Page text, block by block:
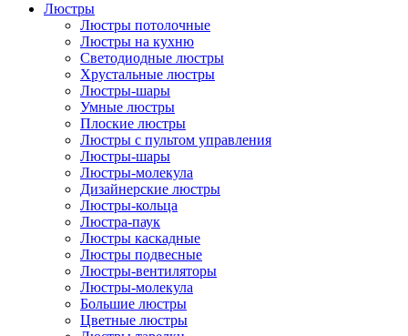
Люстры
Люстры потолочные
Люстры на кухню
Светодиодные люстры
Хрустальные люстры
Люстры-шары
Умные люстры
Плоские люстры
Люстры с пультом управления
Люстры-шары
Люстры-молекула
Дизайнерские люстры
Люстры-кольца
Люстра-паук
Люстры каскадные
Люстры подвесные
Люстры-вентиляторы
Люстры-молекула
Большие люстры
Цветные люстры